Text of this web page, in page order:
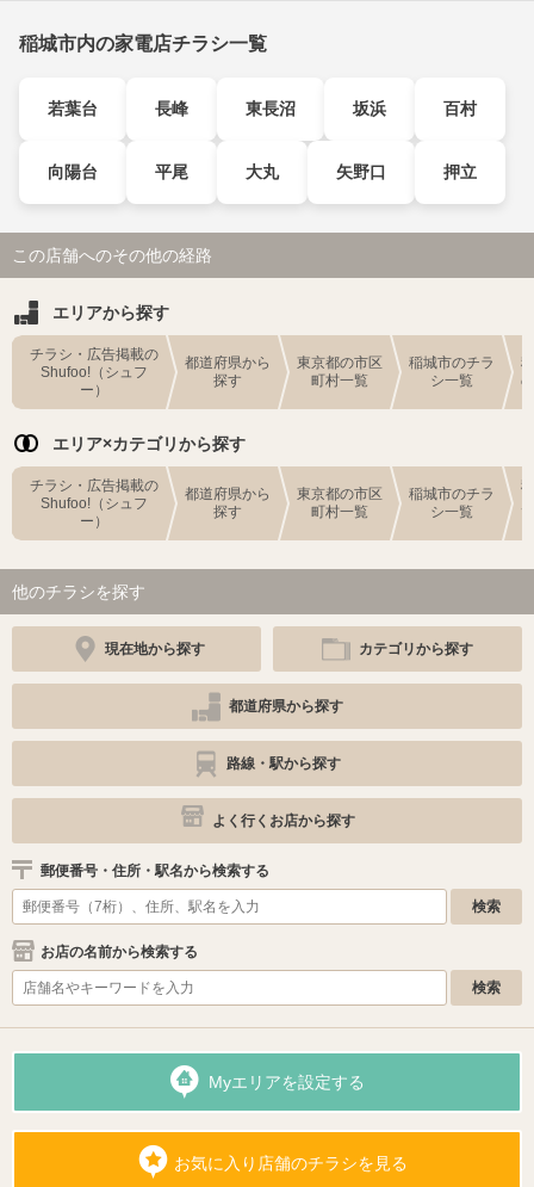
稲城市内の家電店チラシ一覧
若葉台 長峰 東長沼 坂浜 百村
向陽台 平尾 大丸 矢野口 押立
この店舗へのその他の経路
エリアから探す
チラシ・広告掲載の
Shufoo!（シュフ
ー）
都道府県から
探す
東京都の市区
町村一覧
稲城市のチラ
シ一覧
エリア×カテゴリから探す
チラシ・広告掲載の
Shufoo!（シュフ
ー）
都道府県から
探す
東京都の市区
町村一覧
稲城市のチラ
シ一覧
他のチラシを探す
現在地から探す カテゴリから探す
都道府県から探す
路線・駅から探す
よく行くお店から探す
郵便番号・住所・駅名から検索する
お店の名前から検索する
Myエリアを設定する
お気に入り店舗のチラシを見る